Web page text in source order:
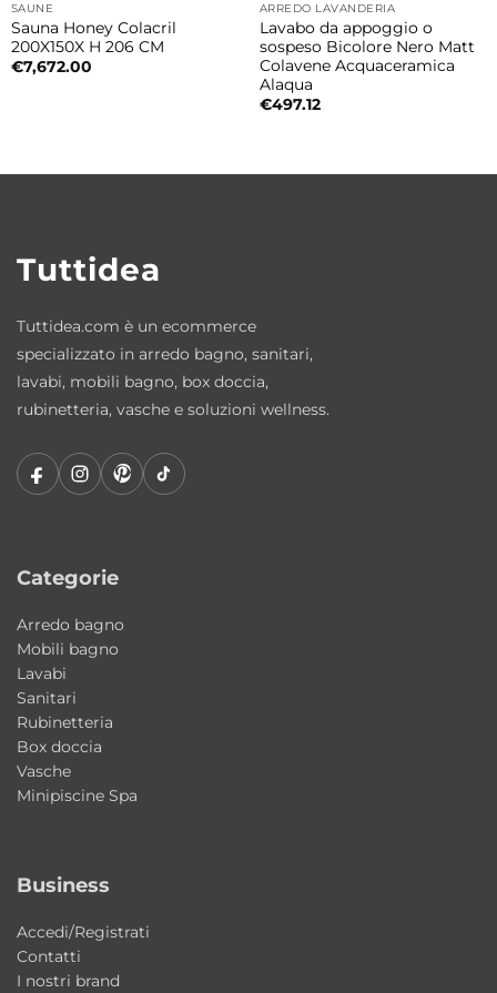
SAUNE
Sauna Honey Colacril
200X150X H 206 CM
€7,672.00
ARREDO LAVANDERIA
Lavabo da appoggio o
sospeso Bicolore Nero Matt
Colavene Acquaceramica
Alaqua
€497.12
Tuttidea
Tuttidea.com è un ecommerce
specializzato in arredo bagno, sanitari,
lavabi, mobili bagno, box doccia,
rubinetteria, vasche e soluzioni wellness.
Categorie
Arredo bagno
Mobili bagno
Lavabi
Sanitari
Rubinetteria
Box doccia
Vasche
Minipiscine Spa
Business
Accedi/Registrati
Contatti
I nostri brand